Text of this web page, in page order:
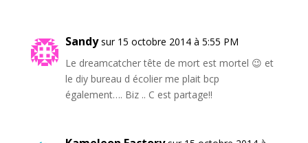
Sandy sur 15 octobre 2014 à 5:55 PM
Le dreamcatcher tête de mort est mortel 😉 et
le diy bureau d écolier me plait bcp
également…. Biz .. C est partage!!